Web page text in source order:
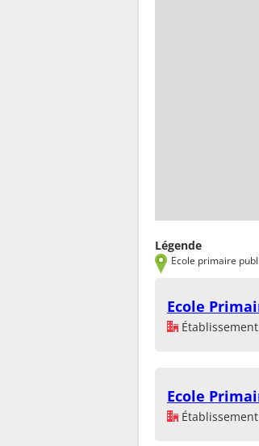
Légende
Ecole primaire
Ecole
Ecole